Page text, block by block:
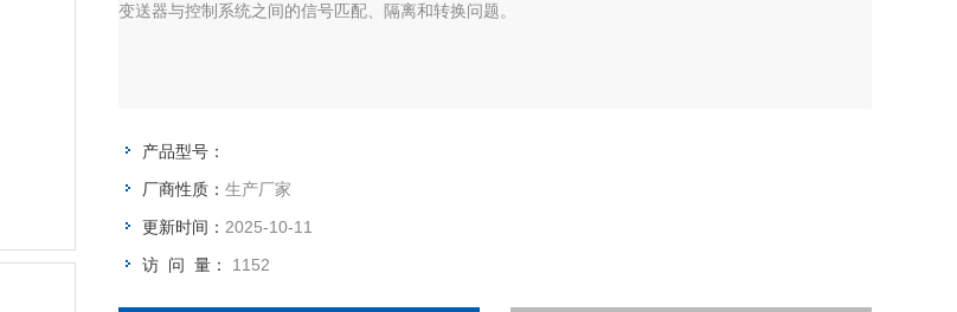
变送器与控制系统之间的信号匹配、隔离和转换问题。
产品型号：
厂商性质： 生产厂家
更新时间： 2025-10-11
访 问 量： 1152